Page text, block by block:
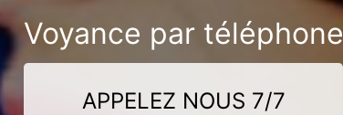
Voyance par téléphone
APPELEZ NOUS 7/7